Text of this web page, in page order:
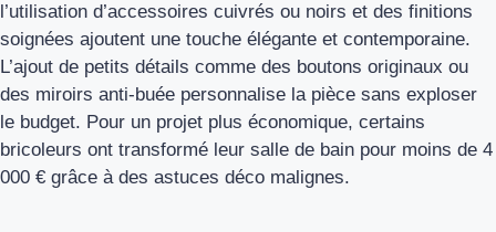
l’utilisation d’accessoires cuivrés ou noirs et des finitions
soignées ajoutent une touche élégante et contemporaine.
L’ajout de petits détails comme des boutons originaux ou
des miroirs anti-buée personnalise la pièce sans exploser
le budget. Pour un projet plus économique, certains
bricoleurs ont transformé leur salle de bain pour moins de 4
000 € grâce à des astuces déco malignes.